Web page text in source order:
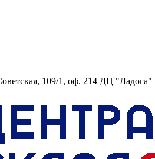
109/1, оф. 214 ДЦ "Ладога"